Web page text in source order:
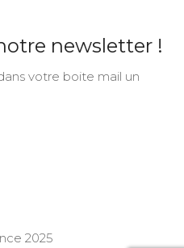
newsletter !
votre boite mail un
2025